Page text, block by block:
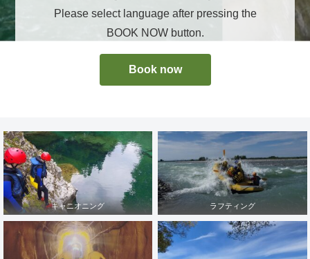
Please select language after pressing the
BOOK NOW button.
Book now
キャニオニング ラフティング